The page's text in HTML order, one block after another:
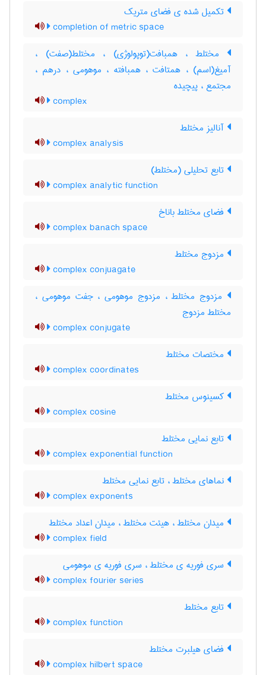
تکمیل شده ی فضای متریک
completion of metric space
مختلط ، همبافت(توپولوژی) ، مختلط(صفت) ،
آمیغ(اسم) ، همتافت ، همبافته ، موهومی ، درهم ،
مجتمع ، پیچیده
complex
آنالیز مختلط
complex analysis
تابع تحلیلی (مختلط)
complex analytic function
فضای مختلط باناخ
complex banach space
مزدوج مختلط
complex conjuagate
مزدوج مختلط ، مزدوج موهومی ، جفت موهومی ،
مختلط مزدوج
complex conjugate
مختصات مختلط
complex coordinates
کسینوس مختلط
complex cosine
تابع نمایی مختلط
complex exponential function
نماهای مختلط ، تابع نمایی مختلط
complex exponents
میدان مختلط ، هیئت مختلط ، میدان اعداد مختلط
complex field
سری فوریه ی مختلط ، سری فوریه ی موهومی
complex fourier series
تابع مختلط
complex function
فضای هیلبرت مختلط
complex hilbert space